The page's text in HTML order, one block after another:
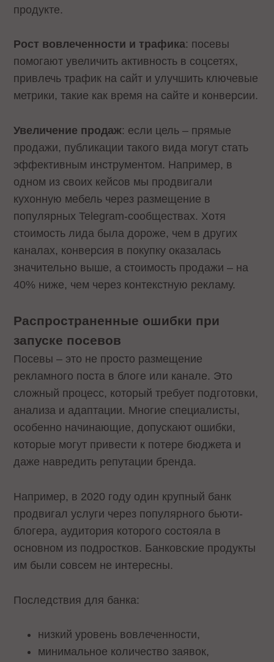
продукте.
Рост вовлеченности и трафика: посевы
помогают увеличить активность в соцсетях,
привлечь трафик на сайт и улучшить ключевые
метрики, такие как время на сайте и конверсии.
Увеличение продаж: если цель – прямые
продажи, публикации такого вида могут стать
эффективным инструментом. Например, в
одном из своих кейсов мы продвигали
кухонную мебель через размещение в
популярных Telegram-сообществах. Хотя
стоимость лида была дороже, чем в других
каналах, конверсия в покупку оказалась
значительно выше, а стоимость продажи – на
40% ниже, чем через контекстную рекламу.
Распространенные ошибки при
запуске посевов
Посевы – это не просто размещение
рекламного поста в блоге или канале. Это
сложный процесс, который требует подготовки,
анализа и адаптации. Многие специалисты,
особенно начинающие, допускают ошибки,
которые могут привести к потере бюджета и
даже навредить репутации бренда.
Например, в 2020 году один крупный банк
продвигал услуги через популярного бьюти-
блогера, аудитория которого состояла в
основном из подростков. Банковские продукты
им были совсем не интересны.
Последствия для банка:
низкий уровень вовлеченности,
минимальное количество заявок,